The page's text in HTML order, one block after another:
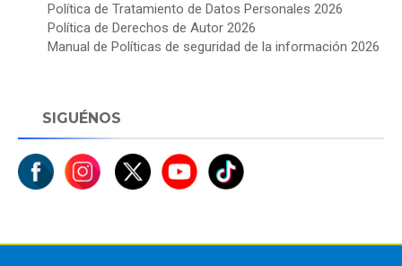
Política de Tratamiento de Datos Personales 2026
Política de Derechos de Autor 2026
Manual de Políticas de seguridad de la información 2026
SIGUÉNOS